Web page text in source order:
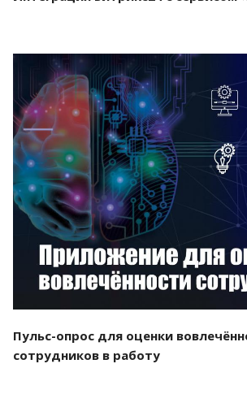
Смотреть проект
Пульс-опрос для оценки
сотрудников в работу